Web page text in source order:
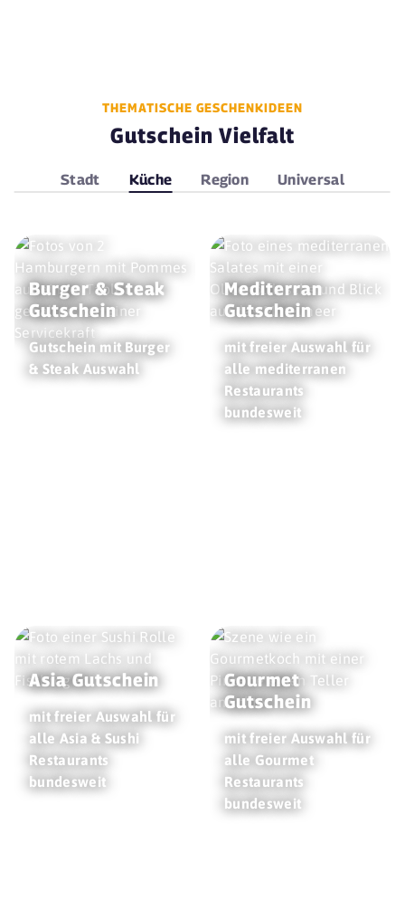
THEMATISCHE GESCHENKIDEEN
Gutschein Vielfalt
Stadt Küche Region Universal
Burger & Steak
Gutschein
Gutschein mit Burger
& Steak Auswahl
Mediterran
Gutschein
mit freier Auswahl für
alle mediterranen
Restaurants
bundesweit
Asia Gutschein
mit freier Auswahl für
alle Asia & Sushi
Restaurants
bundesweit
Gourmet
Gutschein
mit freier Auswahl für
alle Gourmet
Restaurants
bundesweit